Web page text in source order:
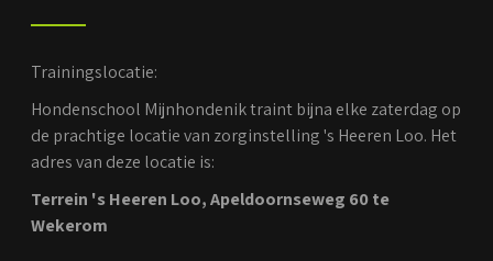
Trainingslocatie:
Hondenschool Mijnhondenik traint bijna elke zaterdag op
de prachtige locatie van zorginstelling 's Heeren Loo. Het
adres van deze locatie is:
Terrein 's Heeren Loo, Apeldoornseweg 60 te
Wekerom